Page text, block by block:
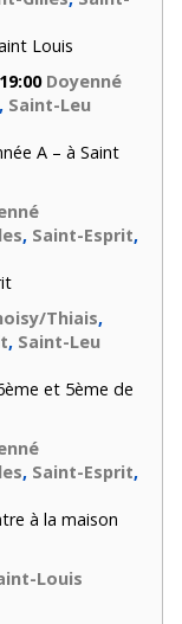
Louis
Doyenné
, Saint-Leu
A – à Saint
, Saint-Esprit,
Thiais,
, Saint-Leu
et 5ème de
, Saint-Esprit,
à la maison
Louis